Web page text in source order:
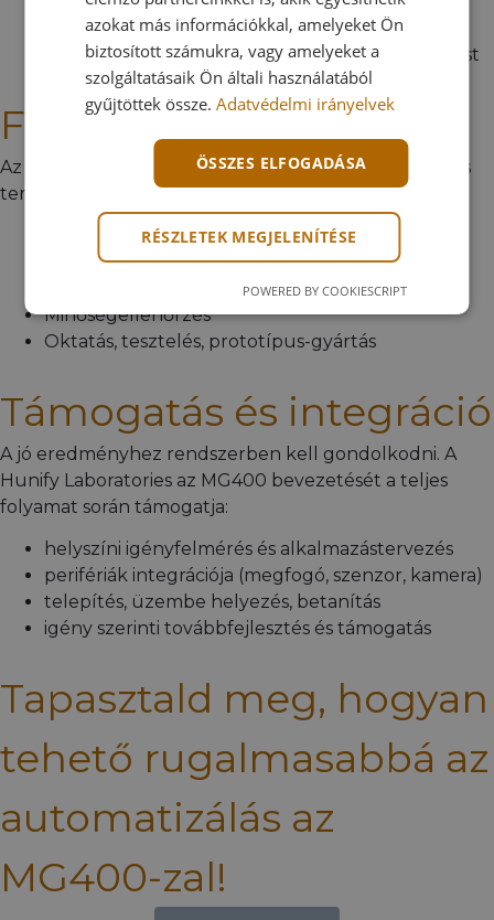
újrahasznosítható megoldás kell
Kis teherbírású alkalmazáshoz keresel megoldást
Felhasználási területek
Az MG400 különösen hatékony az alábbi asztali és kis
terhelésű alkalmazásokban:
Könnyű anyagmozgatás és átadás
Szerelési és előkészítő műveletek
Minőségellenőrzés
Oktatás, tesztelés, prototípus-gyártás
Támogatás és integráció
A jó eredményhez rendszerben kell gondolkodni. A
Hunify Laboratories az MG400 bevezetését a teljes
folyamat során támogatja:
helyszíni igényfelmérés és alkalmazástervezés
perifériák integrációja (megfogó, szenzor, kamera)
telepítés, üzembe helyezés, betanítás
igény szerinti továbbfejlesztés és támogatás
Tapasztald meg, hogyan
tehető rugalmasabbá az
automatizálás az
MG400-zal!
azokat más információkkal, amelyeket Ön
biztosított számukra, vagy amelyeket a
szolgáltatásaik Ön általi használatából
gyűjtöttek össze.Adatvédelmi irányelvek
ÖSSZES ELFOGADÁSA
RÉSZLETEK MEGJELENÍTÉSE
POWERED BY COOKIESCRIPT